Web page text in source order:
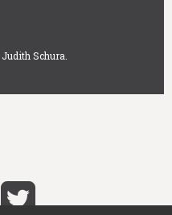
Judith Schura.